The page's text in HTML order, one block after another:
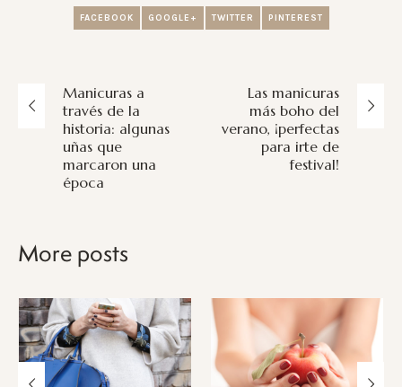
FACEBOOK GOOGLE+ TWITTER PINTEREST
Manicuras a
través de la
historia: algunas
uñas que
marcaron una
época
Las manicuras
más boho del
verano, ¡perfectas
para irte de
festival!
More posts